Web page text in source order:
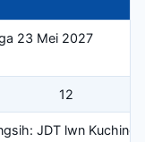
23 Mei 2027
12
JDT lwn Kuching